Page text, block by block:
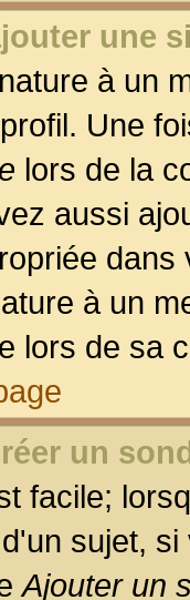
une
à un
Une
lors de la
aussi
à un
lors de sa
un
facile;
sujet,
Ajouter un